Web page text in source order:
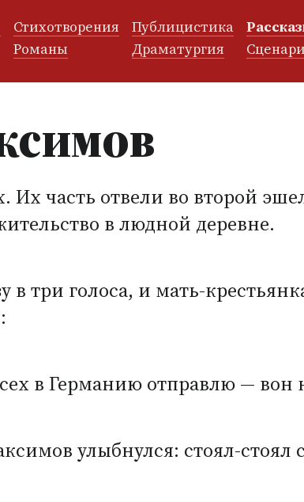
Стихотворения Публицистика
Романы Драматургия
часть отвели во второй
в людной деревне.
в три голоса, и мать-
в Германию отправлю — вон
улыбнулся: стоял-стоял